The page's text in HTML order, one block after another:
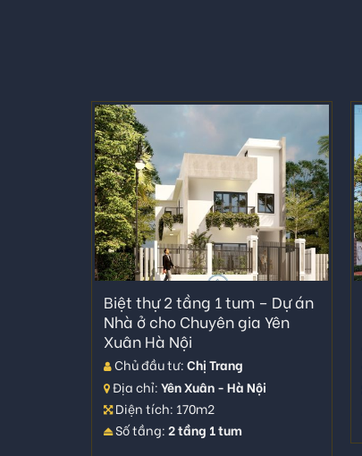
Biệt thự 2 tầng 1 tum – Dự án
Nhà ở cho Chuyên gia Yên
Xuân Hà Nội
Chủ đầu tư:Chị Trang
Địa chỉ:Yên Xuân - Hà Nội
Diện tích: 170m2
Số tầng:2 tầng 1 tum